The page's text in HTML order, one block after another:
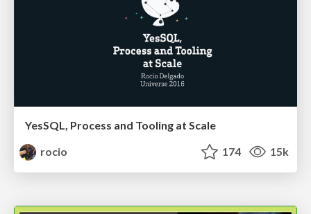
YesSQL, Process and Tooling at Scale
rocio
174 15k